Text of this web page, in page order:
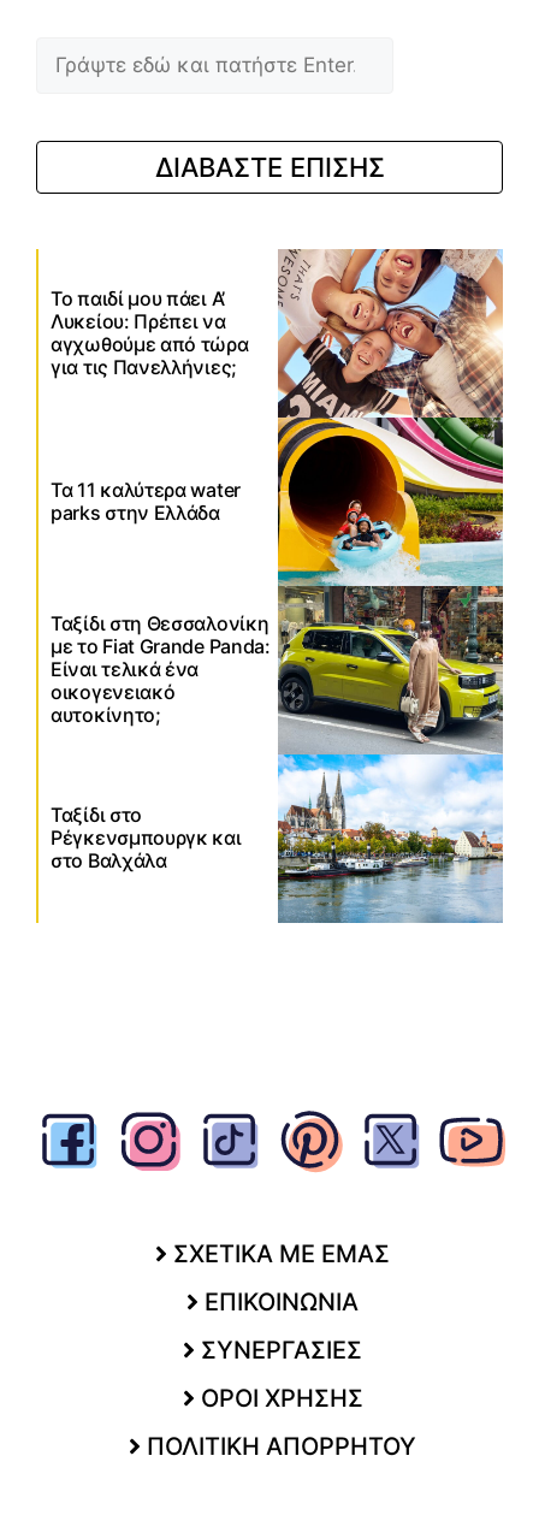
ΔΙΑΒΑΣΤΕ ΕΠΙΣΗΣ
Το παιδί μου πάει Α’
Λυκείου: Πρέπει να
αγχωθούμε από τώρα
για τις Πανελλήνιες;
Τα 11 καλύτερα water
parks στην Ελλάδα
Ταξίδι στη Θεσσαλονίκη
με το Fiat Grande Panda:
Είναι τελικά ένα
οικογενειακό
αυτοκίνητο;
Ταξίδι στο
Ρέγκενσμπουργκ και
στο Βαλχάλα
ΣΧΕΤΙΚΑ ΜΕ ΕΜΑΣ
ΕΠΙΚΟΙΝΩΝΙΑ
ΣΥΝΕΡΓΑΣΙΕΣ
ΟΡΟΙ ΧΡΗΣΗΣ
ΠΟΛΙΤΙΚΗ ΑΠΟΡΡΗΤΟΥ